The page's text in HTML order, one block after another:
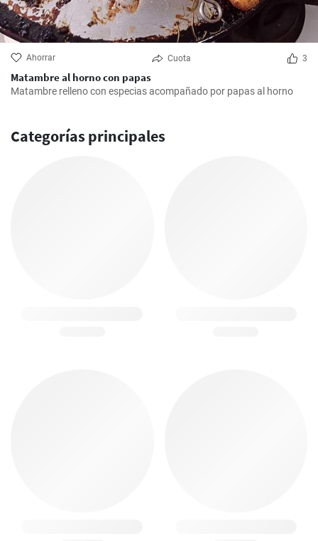
Ahorrar Cuota 3
Matambre al horno con papas
Matambre relleno con especias acompañado por papas al horno
Categorías principales